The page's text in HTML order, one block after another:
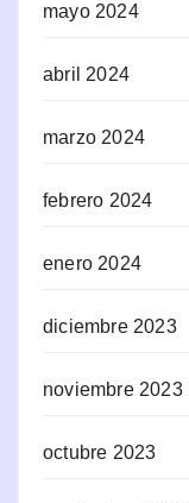
mayo 2024
abril 2024
marzo 2024
febrero 2024
enero 2024
diciembre 2023
noviembre 2023
octubre 2023